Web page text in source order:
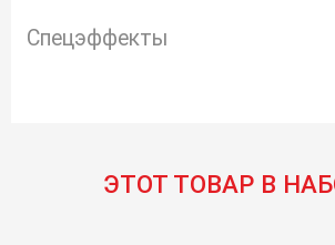
Спецэффекты
ЭТОТ ТОВАР В